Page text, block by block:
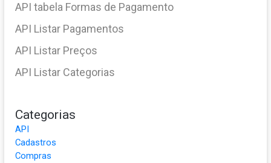
API tabela Formas de Pagamento
API Listar Pagamentos
API Listar Preços
API Listar Categorias
Categorias
API
Cadastros
Compras